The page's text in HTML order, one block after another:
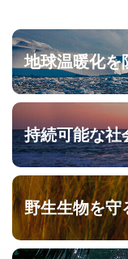
地球温暖化を
持続可能な社
野生生物を守